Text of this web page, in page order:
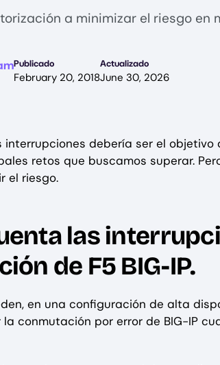
a minimizar el riesgo
Publicado
February 20, 2018
Actualizado
June 30, 2026
interrupciones debería ser el
retos que buscamos superar.
el riesgo.
las
de F5 BIG-IP.
en una configuración de alta
conmutación por error de BIG-IP